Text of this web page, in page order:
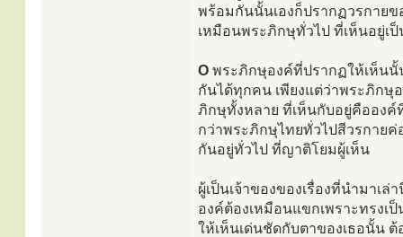
พร้อมกันนั้นเองก็ปรากฏวรกาย
เหมือนพระภิกษุทั่วไป ที่เห็นอยู่เ
O พระภิกษุองค์ที่ปรากฏให้เห็น
กันได้ทุกคน เพียงแต่ว่าพระภิก
ภิกษุทั้งหลาย ที่เห็นกับอยู่คือองค์
กว่าพระภิกษุไทยทั่วไปสีวรกาย
กันอยู่ทั่วไป ที่ญาติโยมผู้เห็น
ผู้เป็นเจ้าของของเรื่องที่นำมาเ
องค์ต้องเหมือนแขกเพราะทรงเ
ให้เห็นเด่นชัดกับตาของเธอนั้น